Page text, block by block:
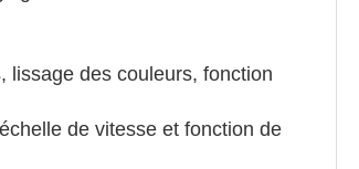
lissage des couleurs, fonction
de vitesse et fonction de